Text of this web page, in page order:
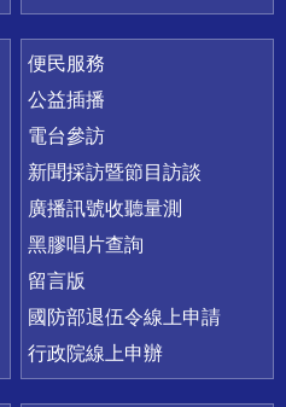
便民服務
公益插播
電台參訪
新聞採訪暨節目訪談
廣播訊號收聽量測
黑膠唱片查詢
留言版
國防部退伍令線上申請
行政院線上申辦